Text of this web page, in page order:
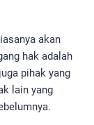
akan
hak adalah
pihak yang
lain yang